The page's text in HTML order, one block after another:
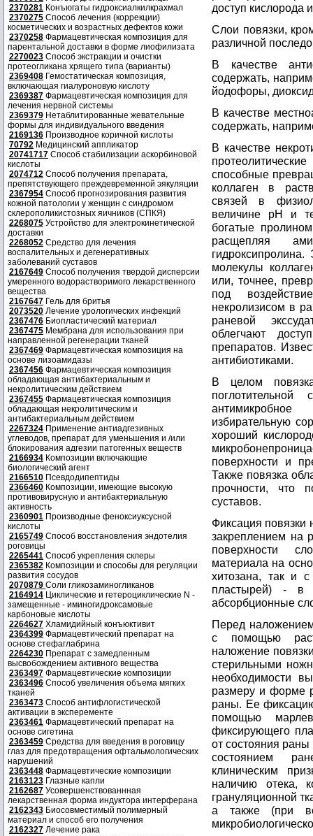
2370281 Конъюгаты гидроксиалкилкрахмал
2370275 Способ лечения (коррекции)
косметических и возрастных дефектов кожи
2370258 Фармацевтическая композиция для
парентальной доставки в форме лиофилизата
2270023 Способ экстракции и очистки
протеогликана хрящего типа (варианты)
2369408 Гемостатическая композиция,
включающая гиалуроновую кислоту
2369387 Фармацевтическая композиция для
лечения нервной системы
2369379 Нетаблитированные жевательные
формы для индивидуального введения
2169136 Производное коричной кислоты
70792 Медицинский аппликатор
20741717 Способ стабилизации аскорбиновой
кислоты
2074712 Способ получения препарата,
препятствующего преждевременной эякуляции
2367954 Способ прогнозирования развития
кожной патологии у женщин с синдромом
склерополикистозных яичников (СПКЯ)
2268075 Устройство для электрокинетической
доставки
2268052 Средство для лечения
воспалительных и дегенеративных
заболеваний суставов
2167649 Способ получения твердой дисперсии
умеренного водорастворимого лекарственного
вещества
2167647 Гель для бритья
2073520 Лечение урологических инфекций
2367476 Биопластический материал
2367475 Мембрана для использования при
направленной регенерации тканей
2367469 Фармацевтическая композиция на
основе лизоамидазы
2367456 Фармацевтическая композиция
обладающая антибактериальным и
некролитическим действием
2367455 Фармацевтическая композиция
обладающая некролитическим и
антибактериальным действием
2267324 Применение антиадгезивных
углеводов, препарат для уменьшения и /или
блокирования адгезии патогенных веществ
2166934 Композиции включающие
биологический агент
2166510 Псевдодипептиды
2366460 Композиции, имеющие высокую
противовирусную и антибактериальную
активность
2360901 Производные феноксиуксусной
кислоты
2165749 Способ восстановления эндотелия
роговицы
2265441 Способ укрепления склеры
2365382 Композиции и способы для регуляции
развития сосудов
2070879 Соли гликозаминогликанов
2164914 Циклические и гетероциклические N -
замещенные - иминогидроксамовые
карбоновые кислоты
2264627 Хламидийный конъюктивит
2364399 Фармацевтический препарат на
основе стефаглабрина
2264230 Препарат с замедленным
высвобождением активного вещества
2363497 Фармацевтические композиции
2363496 Способ увеличения объема мягких
тканей
2363473 Способ антифлогистической
активации в эксперементе
2363461 Фармацевтический препарат на
основе сигетина
2363459 Средства для введения в роговицу
глаз для предотвращения офтальмологических
нарушений
2363448 Фармацевтические композиции
2163123 Глазные капли
2162687 Усовершенствованнная
лекарственная форма индуктора интерферана
2162343 Биосовместимый полимерный
материал и способ его получения
2162327 Лечение рака
доступ кислорода
Слои повязки,
различной
В качестве
содержать,
йодофоры,
В качестве
содержать,
В качестве
способные
коллаген в
связей в
величине рН и
богатые
расщепляя
молекулы
или, точнее,
под
некролизисом в
раневой
облегчают
препаратов.
антибиотиками.
В целом
избирательную
хороший
поверхности и
Также повязка
прочности, что
суставов.
Фиксация повязки
закреплением на
поверхности
материала на
хитозана, так и
пластырей) - в
абсорбционные
Перед
с помощью
наложение
стерильными
необходимости
размеру и форме
раны. Ее
помощью
фиксирующего
от состояния раны
состоянием
клиническим
наличию отека,
грануляционной
а также (при